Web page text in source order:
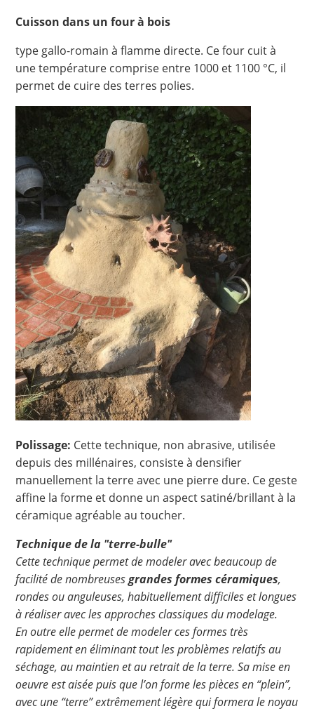
Cuisson dans un four à bois
type gallo-romain à flamme directe. Ce four cuit à
une température comprise entre 1000 et 1100 °C, il
permet de cuire des terres polies.
Polissage: Cette technique, non abrasive, utilisée
depuis des millénaires, consiste à densifier
manuellement la terre avec une pierre dure. Ce geste
affine la forme et donne un aspect satiné/brillant à la
céramique agréable au toucher.
Technique de la "terre-bulle"
Cette technique permet de modeler avec beaucoup de
facilité de nombreusesgrandes formes céramiques,
rondes ou anguleuses, habituellement difficiles et longues
à réaliser avec les approches classiques du modelage.
En outre elle permet de modeler ces formes très
rapidement en éliminant tout les problèmes relatifs au
séchage, au maintien et au retrait de la terre. Sa mise en
oeuvre est aisée puis que l’on forme les pièces en “plein”,
avec une “terre” extrêmement légère qui formera le noyau